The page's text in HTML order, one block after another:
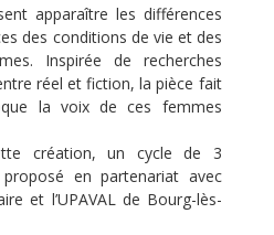
apparaître les différences
des conditions de vie et des
Inspirée de recherches
réel et fiction, la pièce fait
la voix de ces femmes
création, un cycle de 3
en partenariat avec
et l’UPAVAL de Bourg-lès-